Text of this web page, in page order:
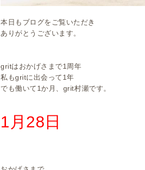
本日もブログをご覧いただき
ありがとうございます。
gritはおかげさまで1周年
私もgritに出会って1年
でも働いて1か月、grit村瀬です。
1月28日